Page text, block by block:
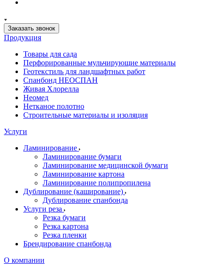
Заказать звонок
Продукция
Товары для сада
Перфорированные мульчирующие материалы
Геотекстиль для ландшафтных работ
Спанбонд НЕОСПАН
Живая Хлорелла
Нeомед
Нетканое полотно
Строительные материалы и изоляция
Услуги
Ламинирование
Ламинирование бумаги
Ламинирование медицинской бумаги
Ламинирование картона
Ламинирование полипропилена
Дублирование (каширование)
Дублирование спанбонда
Услуги реза
Резка бумаги
Резка картона
Резка пленки
Брендирование спанбонда
О компании